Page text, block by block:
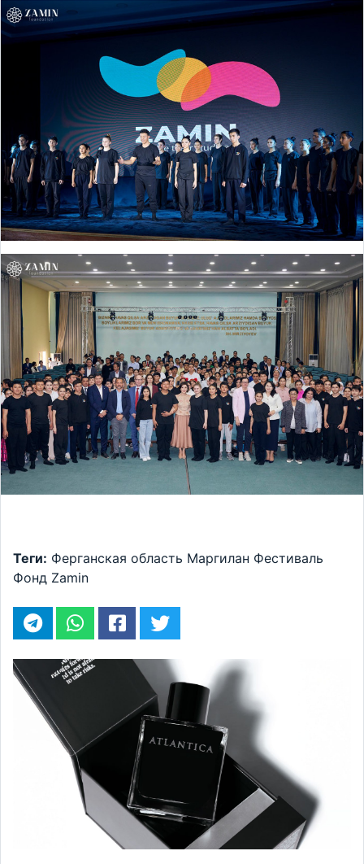
Теги: Ферганская область Маргилан Фестиваль
Фонд Zamin